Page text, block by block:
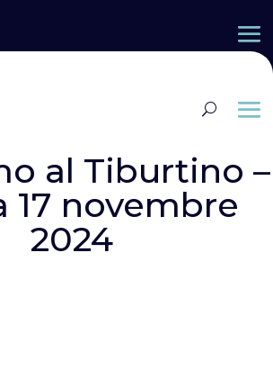
al Tiburtino –
17 novembre
2024